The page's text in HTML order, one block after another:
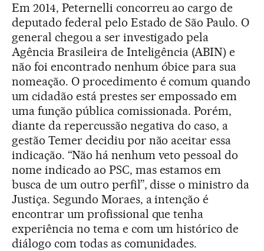
Em 2014, Peternelli concorreu ao cargo de
deputado federal pelo Estado de São Paulo. O
general chegou a ser investigado pela
Agência Brasileira de Inteligência (ABIN) e
não foi encontrado nenhum óbice para sua
nomeação. O procedimento é comum quando
um cidadão está prestes ser empossado em
uma função pública comissionada. Porém,
diante da repercussão negativa do caso, a
gestão Temer decidiu por não aceitar essa
indicação. “Não há nenhum veto pessoal do
nome indicado ao PSC, mas estamos em
busca de um outro perfil”, disse o ministro da
Justiça. Segundo Moraes, a intenção é
encontrar um profissional que tenha
experiência no tema e com um histórico de
diálogo com todas as comunidades.